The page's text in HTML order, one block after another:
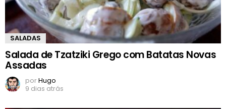
SALADAS
Salada de Tzatziki Grego com Batatas Novas
Assadas
porHugo
9 dias atrás